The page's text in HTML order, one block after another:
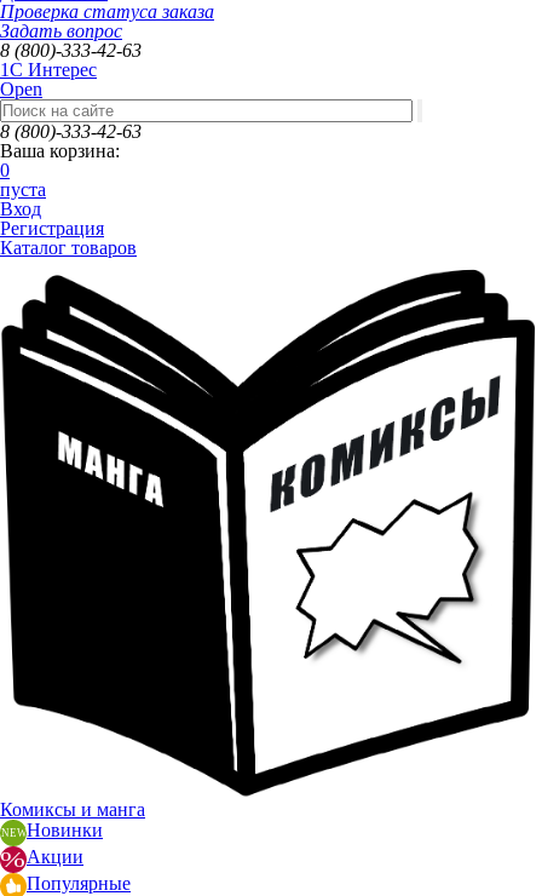
Проверка статуса заказа
Задать вопрос
8 (800)-333-42-63
1C Интерес
Open
8 (800)-333-42-63
Ваша корзина:
0
пуста
Вход
Регистрация
Каталог товаров
Комиксы и манга
Новинки
Акции
Популярные